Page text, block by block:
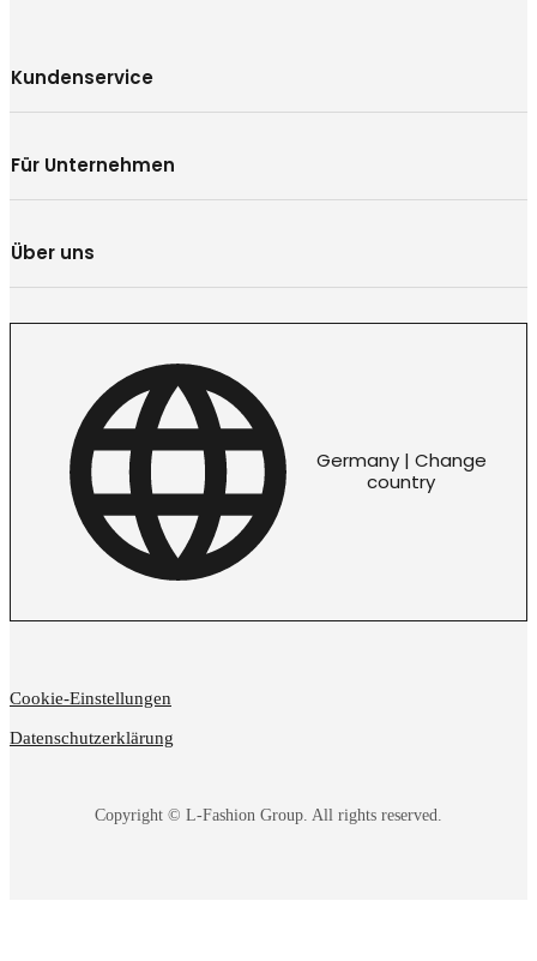
Kundenservice
Für Unternehmen
Über uns
Germany | Change
country
Copyright © L-Fashion Group. All rights reserved.
Cookie-Einstellungen
Datenschutzerklärung